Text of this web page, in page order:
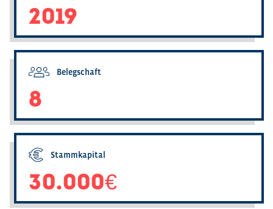
2019
Belegschaft
8
Stammkapital
30.000€